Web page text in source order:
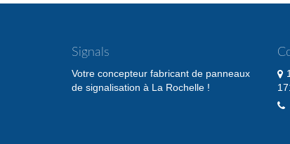
Signals
Votre concepteur fabricant de panneaux
de signalisation à La Rochelle !